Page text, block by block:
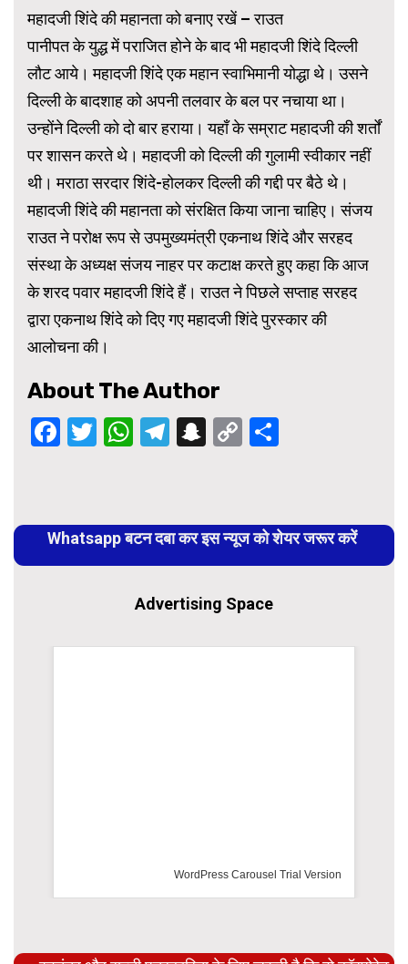
महादजी शिंदे की महानता को बनाए रखें – राउत
पानीपत के युद्ध में पराजित होने के बाद भी महादजी शिंदे दिल्ली
लौट आये। महादजी शिंदे एक महान स्वाभिमानी योद्धा थे। उसने
दिल्ली के बादशाह को अपनी तलवार के बल पर नचाया था।
उन्होंने दिल्ली को दो बार हराया। यहाँ के सम्राट महादजी की शर्तों
पर शासन करते थे। महादजी को दिल्ली की गुलामी स्वीकार नहीं
थी। मराठा सरदार शिंदे-होलकर दिल्ली की गद्दी पर बैठे थे।
महादजी शिंदे की महानता को संरक्षित किया जाना चाहिए। संजय
राउत ने परोक्ष रूप से उपमुख्यमंत्री एकनाथ शिंदे और सरहद
संस्था के अध्यक्ष संजय नाहर पर कटाक्ष करते हुए कहा कि आज
के शरद पवार महादजी शिंदे हैं। राउत ने पिछले सप्ताह सरहद
द्वारा एकनाथ शिंदे को दिए गए महादजी शिंदे पुरस्कार की
आलोचना की।
About The Author
Facebook
Twitter
WhatsApp
Telegram
Snapchat
Copy
Reading
Whatsapp बटन दबा कर इस न्यूज को शेयर जरूर करें
Advertising Space
WordPress Carousel Trial Version